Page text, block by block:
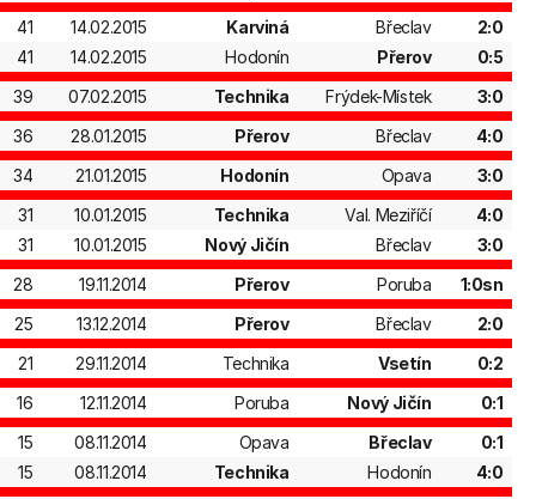
41
14.02.2015 Karviná Břeclav
2:0
41
14.02.2015 Hodonín Přerov
0:5
39
07.02.2015 Technika Frýdek-Místek
3:0
36
28.01.2015 Přerov Břeclav
4:0
34
21.01.2015 Hodonín Opava
3:0
31
10.01.2015 Technika Val. Meziříčí
4:0
31
10.01.2015 Nový Jičín Břeclav
3:0
28
19.11.2014 Přerov Poruba
1:0sn
25
13.12.2014 Přerov Břeclav
2:0
21
29.11.2014 Technika Vsetín
0:2
16
12.11.2014 Poruba Nový Jičín
0:1
15
08.11.2014 Opava Břeclav
0:1
15
08.11.2014 Technika Hodonín
4:0